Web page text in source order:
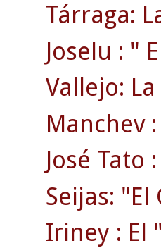
Tárraga:
Joselu : "
Vallejo:
Manchev
José Tato
Seijas:
Iriney : El